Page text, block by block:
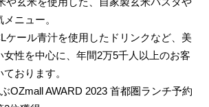
ニュー。
ケール青汁を使用したドリンクなど、美
性を中心に、年間2万5千人以上のお客
おります。
OZmall AWARD 2023 首都圏ランチ予約